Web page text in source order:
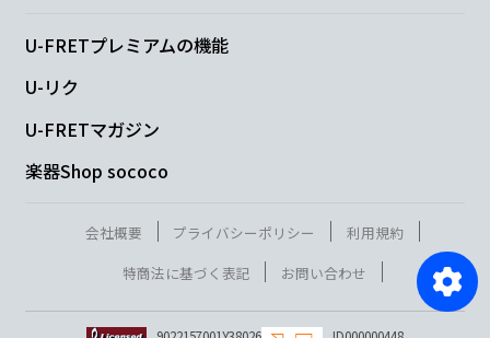
U-FRETプレミアムの機能
U-リク
U-FRETマガジン
楽器Shop sococo
会社概要 プライバシーポリシー
利用規約
特商法に基づく表記
お問い合わせ